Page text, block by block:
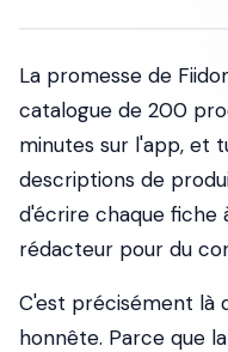
La promesse de
catalogue de 200
minutes sur l'app, et
descriptions de
d'écrire chaque fiche
rédacteur pour du
C'est précisément là
honnête. Parce que